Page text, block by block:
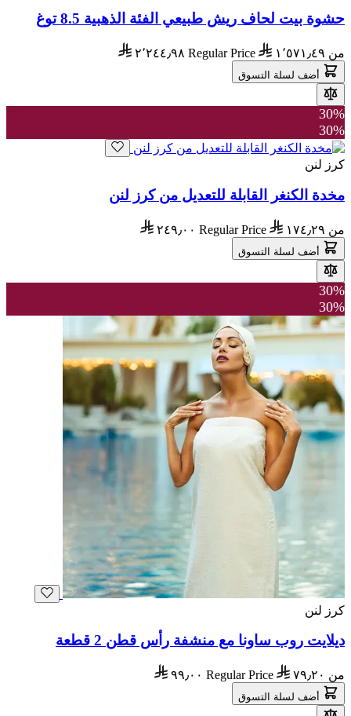
حشوة بيت لحاف ريش طبيعي الفئة الذهبية 8.5 توغ
من ١٬٥٧١٫٤٩ Regular Price ٢٬٢٤٤٫٩٨
أضف لسلة التسوق
30%
30%
كرز لنن
مخدة الكنغر القابلة للتعديل من كرز لنن
من ١٧٤٫٢٩ Regular Price ٢٤٩٫٠٠
أضف لسلة التسوق
30%
30%
كرز لنن
ديلايت روب ساونا مع منشفة رأس قطن 2 قطعة
من ٧٩٫٢٠ Regular Price ٩٩٫٠٠
أضف لسلة التسوق